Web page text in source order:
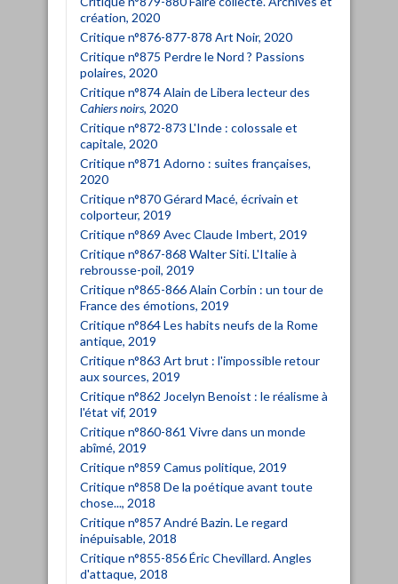
création, 2020
Critique n°876-877-878 Art Noir, 2020
Critique n°875 Perdre le Nord ? Passions
polaires, 2020
Critique n°874 Alain de Libera lecteur des
Cahiers noirs, 2020
Critique n°872-873 L'Inde : colossale et
capitale, 2020
Critique n°871 Adorno : suites françaises,
2020
Critique n°870 Gérard Macé, écrivain et
colporteur, 2019
Critique n°869 Avec Claude Imbert, 2019
Critique n°867-868 Walter Siti. L'Italie à
rebrousse-poil, 2019
Critique n°865-866 Alain Corbin : un tour de
France des émotions, 2019
Critique n°864 Les habits neufs de la Rome
antique, 2019
Critique n°863 Art brut : l'impossible retour
aux sources, 2019
Critique n°862 Jocelyn Benoist : le réalisme à
l'état vif, 2019
Critique n°860-861 Vivre dans un monde
abîmé, 2019
Critique n°859 Camus politique, 2019
Critique n°858 De la poétique avant toute
chose..., 2018
Critique n°857 André Bazin. Le regard
inépuisable, 2018
Critique n°855-856 Éric Chevillard. Angles
d'attaque, 2018